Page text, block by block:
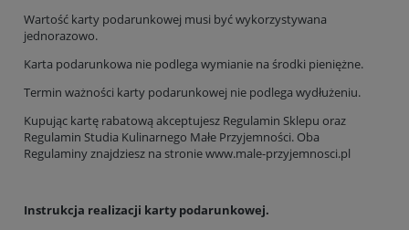
Wartość karty podarunkowej musi być wykorzystywana
jednorazowo.
Karta podarunkowa nie podlega wymianie na środki pieniężne.
Termin ważności karty podarunkowej nie podlega wydłużeniu.
Kupując kartę rabatową akceptujesz Regulamin Sklepu oraz
Regulamin Studia Kulinarnego Małe Przyjemności. Oba
Regulaminy znajdziesz na stroniewww.male-przyjemnosci.pl
Instrukcja realizacji karty podarunkowej.